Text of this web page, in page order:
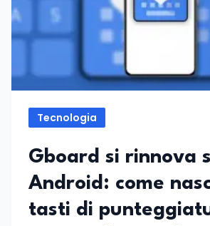
Tecnologia
Gboard si rinnova
Android: come
tasti di